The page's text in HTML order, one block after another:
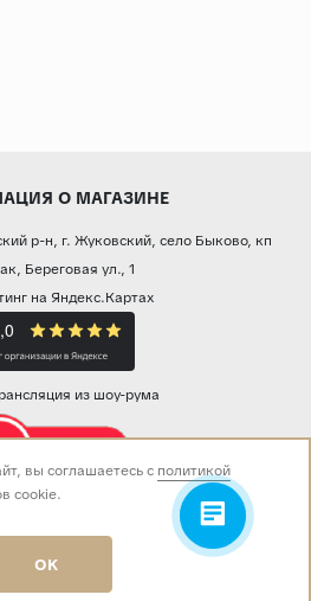
О МАГАЗИНЕ
р-н, г. Жуковский, село Быково, кп
Береговая ул., 1
на Яндекс.Картах
из шоу-рума
нам:
вс 10:00 - 19:00
info@baza-plitki.ru
вы соглашаетесь с политикой
cookie.
OK